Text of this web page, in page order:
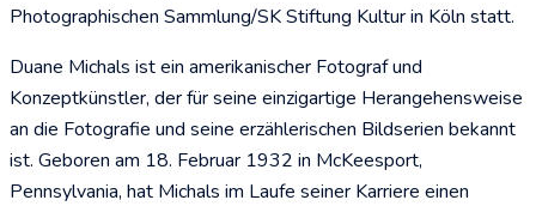
Photographischen Sammlung/SK Stiftung Kultur in Köln statt.
Duane Michals ist ein amerikanischer Fotograf und
Konzeptkünstler, der für seine einzigartige Herangehensweise
an die Fotografie und seine erzählerischen Bildserien bekannt
ist. Geboren am 18. Februar 1932 in McKeesport,
Pennsylvania, hat Michals im Laufe seiner Karriere einen